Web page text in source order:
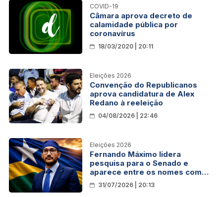
COVID-19
Câmara aprova decreto de
calamidade pública por
coronavírus
18/03/2020 | 20:11
Eleições 2026
Convenção do Republicanos
aprova candidatura de Alex
Redano à reeleição
04/08/2026 | 22:46
Eleições 2026
Fernando Máximo lidera
pesquisa para o Senado e
aparece entre os nomes com
menor rejeição
31/07/2026 | 20:13